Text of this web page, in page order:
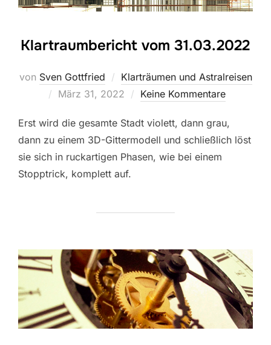
Klartraumbericht vom 31.03.2022
von Sven Gottfried
Klarträumen und Astralreisen
Veröffentlicht
März 31, 2022 Keine Kommentare
Erst wird die gesamte Stadt violett, dann grau,
dann zu einem 3D-Gittermodell und schließlich löst
sie sich in ruckartigen Phasen, wie bei einem
Stopptrick, komplett auf.